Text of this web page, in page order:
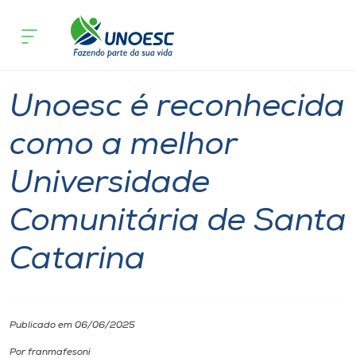
Cursos
Atendimento ao Estudante
Portal de Ensino
Internacionalização
Unoesc é reconhecida
como a melhor
Universidade
Comunitária de Santa
Catarina
Publicado em 06/06/2025
Por franmafesoni